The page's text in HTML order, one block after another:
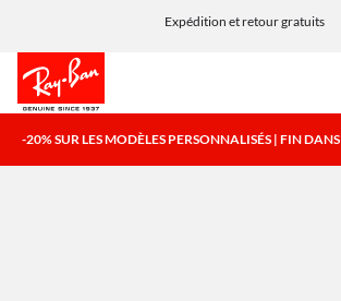
Expédition et retour gratuits
-20% SUR LES MODÈLES PERSONNALISÉS | FIN DANS